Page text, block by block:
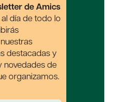
de Amics
día de todo lo
destacadas y
novedades de
organizamos.